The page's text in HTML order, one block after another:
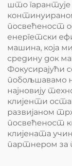
што
посвећеност
енергетски
машина, која
средину док
Фокусирајући
побољшавамо
најновију
клијенти
развијаном
посвећеност
клијената
партнером за